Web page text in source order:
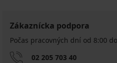
Zákaznícka podpora
Počas pracovných dní od 8:00
02 205 703 40